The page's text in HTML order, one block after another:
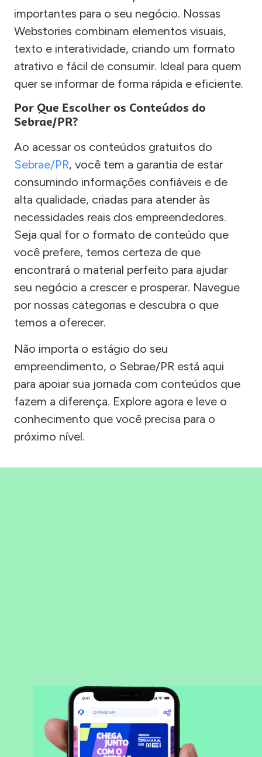
importantes para o seu negócio. Nossas
Webstories combinam elementos visuais,
texto e interatividade, criando um formato
atrativo e fácil de consumir. Ideal para quem
quer se informar de forma rápida e eficiente.
Por Que Escolher os Conteúdos do
Sebrae/PR?
Ao acessar os conteúdos gratuitos do
Sebrae/PR, você tem a garantia de estar
consumindo informações confiáveis e de
alta qualidade, criadas para atender às
necessidades reais dos empreendedores.
Seja qual for o formato de conteúdo que
você prefere, temos certeza de que
encontrará o material perfeito para ajudar
seu negócio a crescer e prosperar. Navegue
por nossas categorias e descubra o que
temos a oferecer.
Não importa o estágio do seu
empreendimento, o Sebrae/PR está aqui
para apoiar sua jornada com conteúdos que
fazem a diferença. Explore agora e leve o
conhecimento que você precisa para o
próximo nível.